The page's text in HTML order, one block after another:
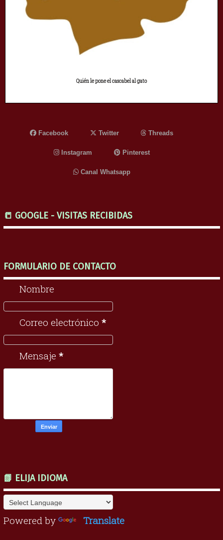
Quién le pone el cascabel al gato
Facebook Twitter Threads
Instagram Pinterest
Canal Whatsapp
📒 GOOGLE - VISITAS RECIBIDAS
FORMULARIO DE CONTACTO
Nombre
Correo electrónico *
Mensaje *
📗 ELIJA IDIOMA
Powered by Translate